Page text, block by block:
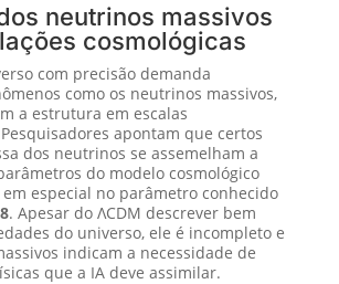
neutrinos massivos
cosmológicas
com precisão demanda
como os neutrinos massivos,
a estrutura em escalas
apontam que certos
dos neutrinos se assemelham a
do modelo cosmológico
em especial no parâmetro conhecido
. Apesar do ΛCDM descrever bem
do universo, ele é incompleto e
indicam a necessidade de
que a IA deve assimilar.